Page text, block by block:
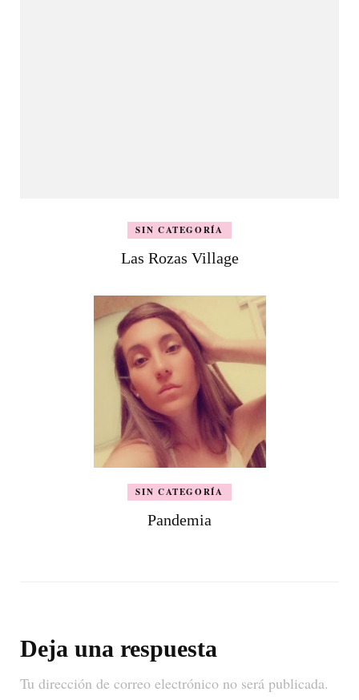
SIN CATEGORÍA
Las Rozas Village
SIN CATEGORÍA
Pandemia
Deja una respuesta
Tu dirección de correo electrónico no será publicada.